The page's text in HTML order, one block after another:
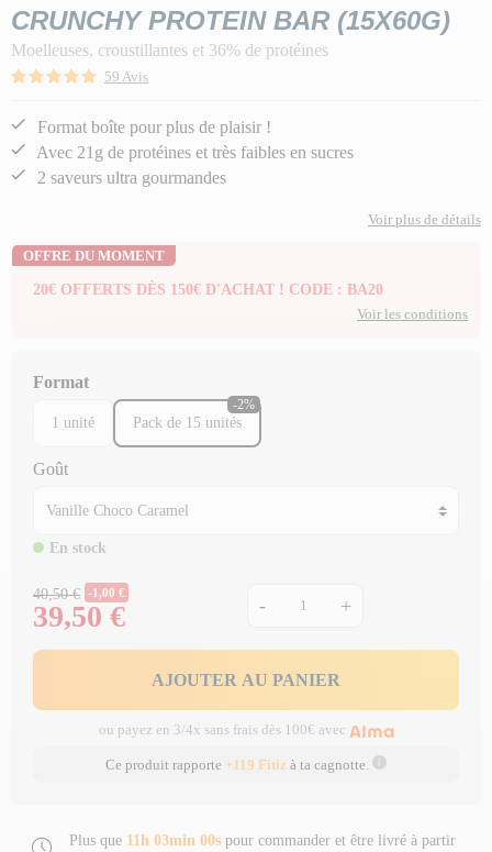
CRUNCHY PROTEIN BAR (15X60G)
Moelleuses, croustillantes et 36% de protéines
59 Avis
Format boîte pour plus de plaisir !
Avec 21g de protéines et très faibles en sucres
2 saveurs ultra gourmandes
Voir plus de détails
OFFRE DU MOMENT
20€ OFFERTS DÈS 150€ D'ACHAT ! CODE : BA20
Voir les conditions
Format
1 unité
-2%
Pack de 15 unités
Goût
En stock
Prix Normal
40,50 € -1,00 €
Prix
39,50 € - +
AJOUTER AU PANIER
ou payez en 3/4x sans frais dès 100€ avec
Ce produit rapporte +119 Fitiz à ta cagnotte.
Plus que 11h 02min 59s pour commander et être livré à partir